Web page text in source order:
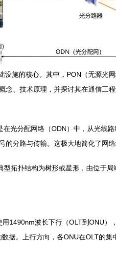
施的核心。其中，PON（无源
、技术原理，并探讨其在通信工程
光分配网络（ODN）中，从光
分路与传输。这极大地简化了网
拓扑结构为树形或星形，由位于
1490nm波长下行（OLT到ONU
据。上行方向，各ONU在OLT的